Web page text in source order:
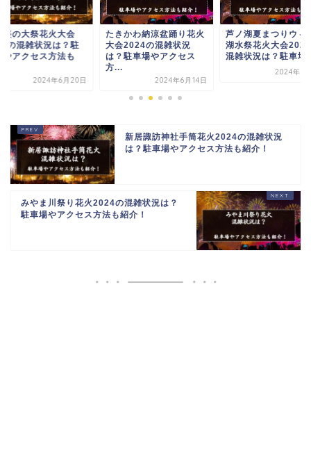
盛の大祭花火大会
の混雑状況は？駐
やアクセス方法も
2024年6月20日
たきかわ納涼盆踊り花火
大会2024の混雑状況
は？駐車場やアクセス
方...
2024年6月14日
芦ノ湖夏まつりウィ
湖水祭花火大会
混雑状況は？駐車場
2024年6
新居諏訪神社手筒花火2024の混雑状況
は？駐車場やアクセス方法も紹介！
みやま川祭り花火2024の混雑状況は？
駐車場やアクセス方法も紹介！